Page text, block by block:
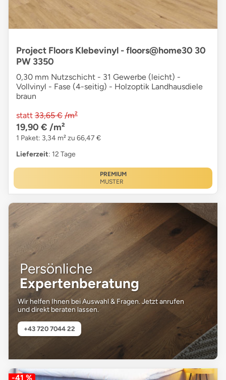
Project Floors Klebevinyl - floors@home30 30
PW 3350
0,30 mm Nutzschicht - 31 Gewerbe (leicht) -
Vollvinyl - Fase (4-seitig) - Holzoptik Landhausdiele
braun
statt 33,65 € /m²
19,90 € /m²
1 Paket: 3,34 m² zu 66,47 €
Lieferzeit: 12 Tage
PREMIUM
MUSTER
Persönliche
Expertenberatung
Wir helfen Ihnen bei Auswahl & Fragen. Jetzt anrufen
und direkt beraten lassen.
+43 720 7044 22
-41 %